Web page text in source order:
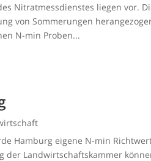
Nitratmessdienstes liegen vor.
von Sommerungen
N-min Proben...
Hamburg eigene N-min
der Landwirtschaftskammer